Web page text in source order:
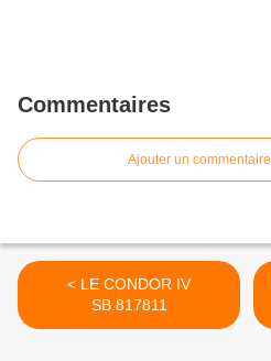
Commentaires
Ajouter un commentaire
< LE CONDOR IV
SB.817811